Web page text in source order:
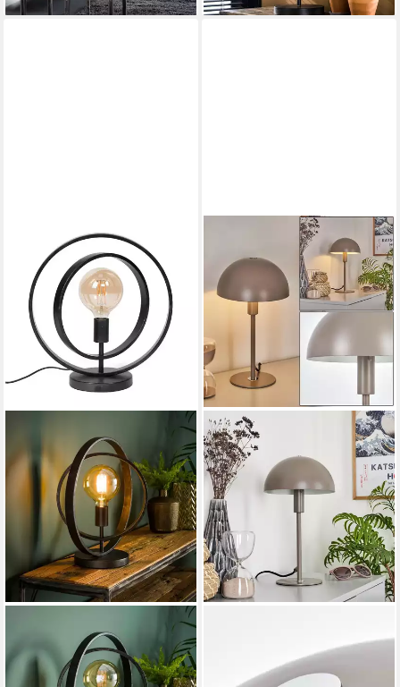
Tischleuchte Houston, ohne
Leuchtmittel, Tischlampe im
Nachttischlampe aus Metall in